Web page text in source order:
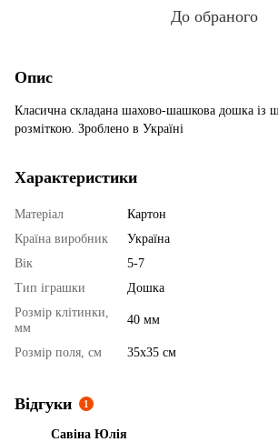
До обраного
Опис
Класична складана шахово-шашкова дошка із
розміткою. Зроблено в Україні
Характеристики
Матеріал
Картон
Країна виробник
Україна
Вік
5-7
Тип іграшки
Дошка
Розмір клітинки,
мм
40 мм
Розмір поля, см 35х35 см
Відгуки 1
Савіна Юлія